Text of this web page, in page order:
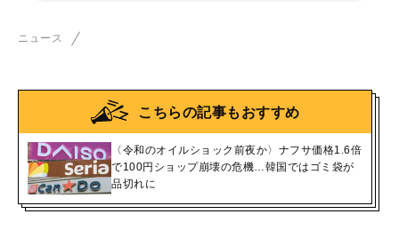
ニュース
こちらの記事もおすすめ
〈令和のオイルショック前夜か〉ナフサ価格1.6倍
で100円ショップ崩壊の危機…韓国ではゴミ袋が
品切れに